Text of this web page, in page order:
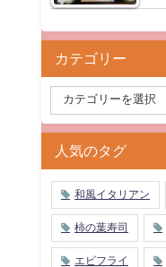
カテゴリー
人気のタグ
和風イタリアン
柿の葉寿司
エビフライ